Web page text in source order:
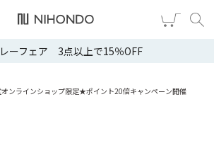
ーフェア 3点以上で15％OFF
ンラインショップ限定★ポイント20倍キャンペーン開催
ログイン